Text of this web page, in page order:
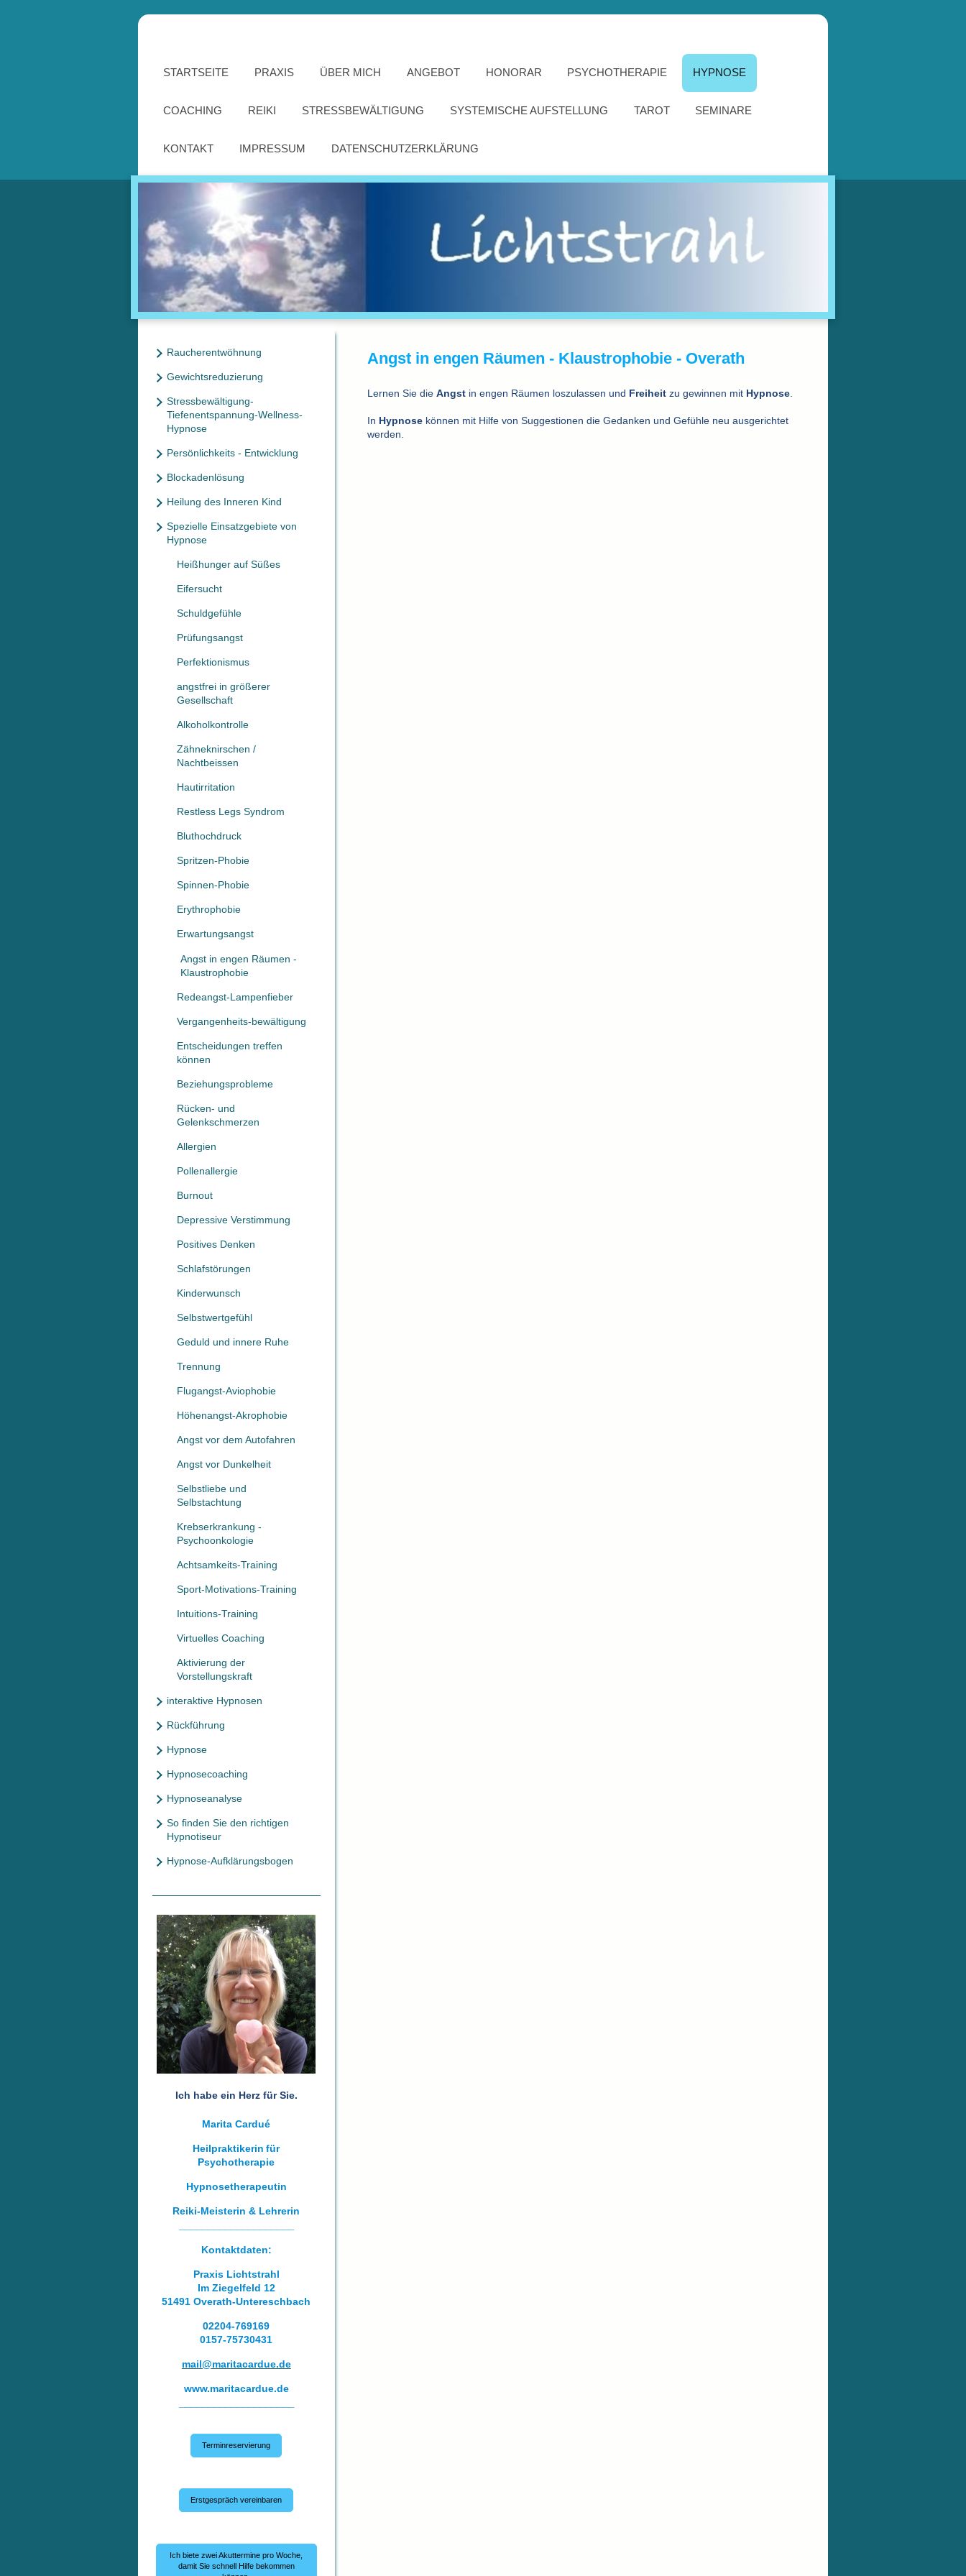
STARTSEITE PRAXIS ÜBER MICH ANGEBOT HONORAR PSYCHOTHERAPIE HYPNOSE
COACHING REIKI STRESSBEWÄLTIGUNG SYSTEMISCHE AUFSTELLUNG TAROT SEMINARE
KONTAKT IMPRESSUM DATENSCHUTZERKLÄRUNG
Angst in engen Räumen - Klaustrophobie - Overath
Lernen Sie die Angstin engen Räumen loszulassen und Freiheitzu gewinnen mit Hypnose.
In Hypnosekönnen mit Hilfe von Suggestionen die Gedanken und Gefühle neu ausgerichtet
werden.
Raucherentwöhnung
Gewichtsreduzierung
Stressbewältigung-
Tiefenentspannung-Wellness-
Hypnose
Persönlichkeits - Entwicklung
Blockadenlösung
Heilung des Inneren Kind
Spezielle Einsatzgebiete von
Hypnose
Heißhunger auf Süßes
Eifersucht
Schuldgefühle
Prüfungsangst
Perfektionismus
angstfrei in größerer
Gesellschaft
Alkoholkontrolle
Zähneknirschen /
Nachtbeissen
Hautirritation
Restless Legs Syndrom
Bluthochdruck
Spritzen-Phobie
Spinnen-Phobie
Erythrophobie
Erwartungsangst
Angst in engen Räumen -
Klaustrophobie
Redeangst-Lampenfieber
Vergangenheits-bewältigung
Entscheidungen treffen
können
Beziehungsprobleme
Rücken- und
Gelenkschmerzen
Allergien
Pollenallergie
Burnout
Depressive Verstimmung
Positives Denken
Schlafstörungen
Kinderwunsch
Selbstwertgefühl
Geduld und innere Ruhe
Trennung
Flugangst-Aviophobie
Höhenangst-Akrophobie
Angst vor dem Autofahren
Angst vor Dunkelheit
Selbstliebe und
Selbstachtung
Krebserkrankung -
Psychoonkologie
Achtsamkeits-Training
Sport-Motivations-Training
Intuitions-Training
Virtuelles Coaching
Aktivierung der
Vorstellungskraft
interaktive Hypnosen
Rückführung
Hypnose
Hypnosecoaching
Hypnoseanalyse
So finden Sie den richtigen
Hypnotiseur
Hypnose-Aufklärungsbogen
Ich habe ein Herz für Sie.
Marita Cardué
Heilpraktikerin für
Psychotherapie
Hypnosetherapeutin
Reiki-Meisterin & Lehrerin
Kontaktdaten:
Praxis Lichtstrahl
Im Ziegelfeld 12
51491 Overath-Untereschbach
02204-769169
0157-75730431
mail@maritacardue.de
www.maritacardue.de
Terminreservierung
Erstgespräch vereinbaren
Ich biete zwei Akuttermine pro Woche,
damit Sie schnell Hilfe bekommen